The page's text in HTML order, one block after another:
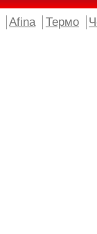
Afina Термо